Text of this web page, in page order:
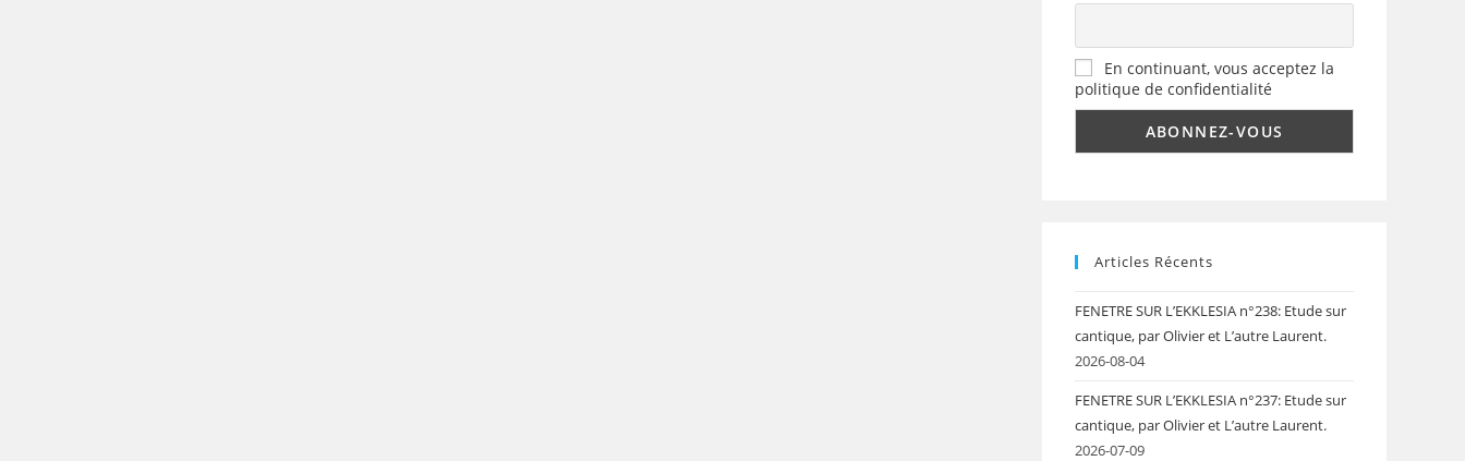
En continuant, vous acceptez la
politique de confidentialité
Articles Récents
FENETRE SUR L’EKKLESIA n°238: Etude sur
cantique, par Olivier et L’autre Laurent.
2026-08-04
FENETRE SUR L’EKKLESIA n°237: Etude sur
cantique, par Olivier et L’autre Laurent.
2026-07-09